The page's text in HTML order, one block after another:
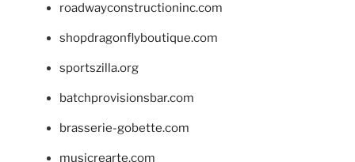
roadwayconstructioninc.com
shopdragonflyboutique.com
sportszilla.org
batchprovisionsbar.com
brasserie-gobette.com
musicrearte.com